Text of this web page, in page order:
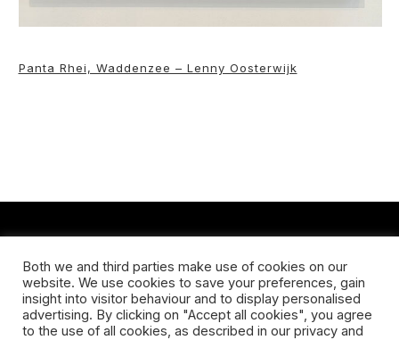
Panta Rhei, Waddenzee – Lenny Oosterwijk
Koningsveldestraat 14
3037 VS Rotterdam
+31 (0) 651426758
Both we and third parties make use of cookies on our
website. We use cookies to save your preferences, gain
insight into visitor behaviour and to display personalised
advertising. By clicking on "Accept all cookies", you agree
to the use of all cookies, as described in our privacy and